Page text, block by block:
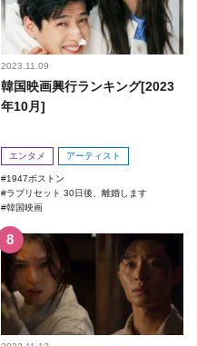
2023.11.09
韓国映画興行ランキング[2023
年10月]
エンタメ アーティスト
1947ボストン
ラブリセット 30日後、離婚します
韓国映画